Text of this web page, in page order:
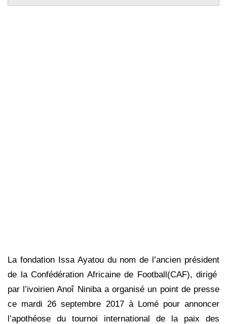
La fondation Issa Ayatou du nom de l’ancien président
de la Confédération Africaine de Football(CAF), dirigé
par l’ivoirien Anoî Niniba a organisé un point de presse
ce mardi 26 septembre 2017 à Lomé pour annoncer
l’apothéose du tournoi international de la paix des